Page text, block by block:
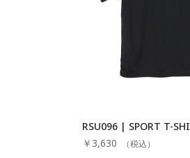
RSU096 | SPORT T-
￥3,630
（税込）